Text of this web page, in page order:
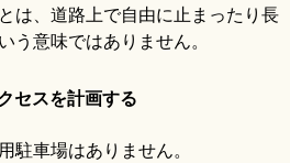
は、道路上で自由に止まったり長
う意味ではありません。
セスを計画する
駐車場はありません。